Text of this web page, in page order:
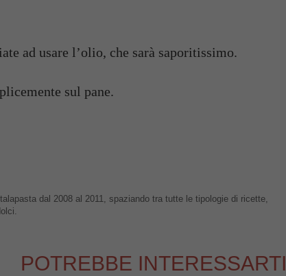
ad usare l’olio, che sarà saporitissimo.
sul pane.
dal 2008 al 2011, spaziando tra tutte le tipologie di ricette,
POTREBBE INTERESSARTI